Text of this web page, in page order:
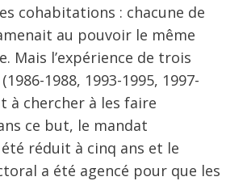
cohabitations : chacune de
au pouvoir le même
Mais l’expérience de trois
1988, 1993-1995, 1997-
à chercher à les faire
ce but, le mandat
réduit à cinq ans et le
a été agencé pour que les